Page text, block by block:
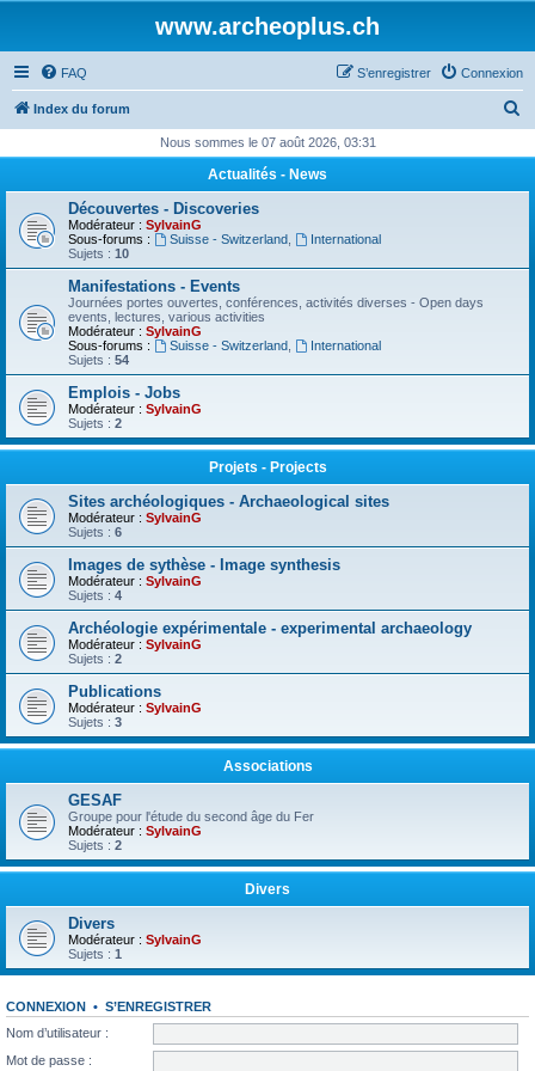
www.archeoplus.ch
FAQ Connexion
S’enregistrer
Index du forum
h
Nous sommes le 07 août 2026, 03:31
Actualités - News
Découvertes - Discoveries
Modérateur : SylvainG
Sous-forums :
Suisse - Switzerland,
International
Sujets : 10
Manifestations - Events
Journées portes ouvertes, conférences, activités diverses - Open days
events, lectures, various activities
Modérateur : SylvainG
Sous-forums :
Suisse - Switzerland,
International
Sujets : 54
Emplois - Jobs
Modérateur : SylvainG
Sujets : 2
Projets - Projects
Sites archéologiques - Archaeological sites
Modérateur : SylvainG
Sujets : 6
Images de sythèse - Image synthesis
Modérateur : SylvainG
Sujets : 4
Archéologie expérimentale - experimental archaeology
Modérateur : SylvainG
Sujets : 2
Publications
Modérateur : SylvainG
Sujets : 3
Associations
GESAF
Groupe pour l'étude du second âge du Fer
Modérateur : SylvainG
Sujets : 2
Divers
Divers
Modérateur : SylvainG
Sujets : 1
CONNEXION • S’ENREGISTRER
Nom d’utilisateur :
Mot de passe :